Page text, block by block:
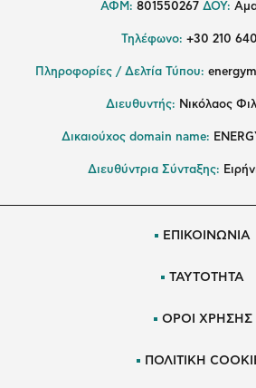
ΑΦΜ: 801550267 ΔΟΥ:
Τηλέφωνο: +30 210 640
Πληροφορίες / Δελτία Τύπου:
Διευθυντής: Νικόλαος
Δικαιούχος domain name:
Διευθύντρια Σύνταξης:
ΕΠΙΚΟΙΝΩΝΙΑ
ΤΑΥΤΟΤΗΤΑ
ΟΡΟΙ ΧΡΗΣΗΣ
ΠΟΛΙΤΙΚΗ